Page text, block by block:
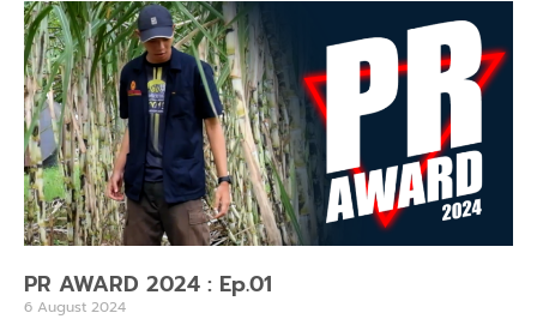
PR AWARD 2024 : Ep.01
6 August 2024